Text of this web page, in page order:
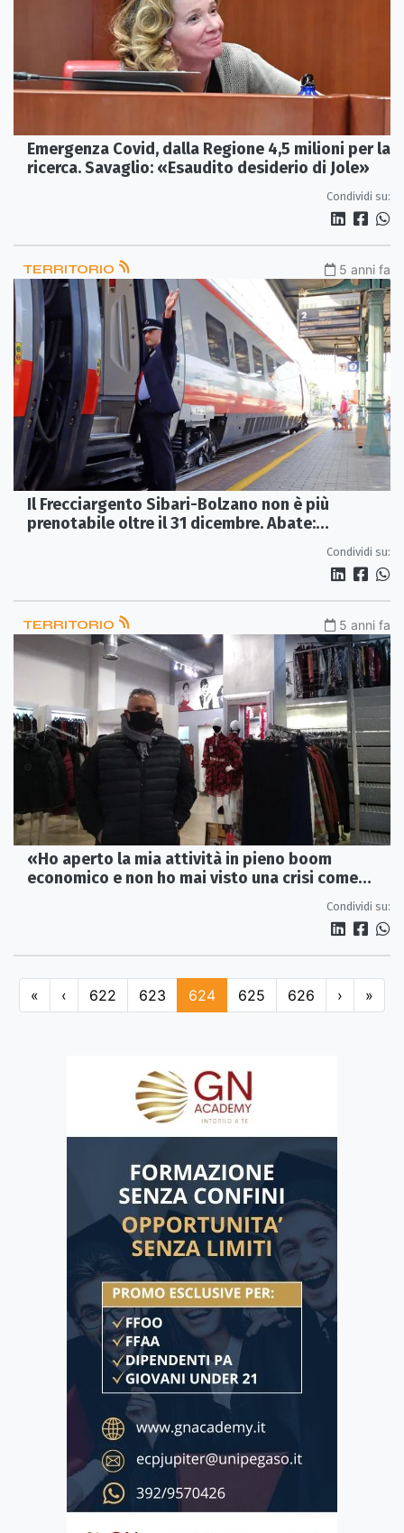
Emergenza Covid, dalla Regione 4,5 milioni per la
ricerca. Savaglio: «Esaudito desiderio di Jole»
Condividi su:
TERRITORIO 5 anni fa
Il Frecciargento Sibari-Bolzano non è più
prenotabile oltre il 31 dicembre. Abate:
Condividi su:
TERRITORIO 5 anni fa
«Ho aperto la mia attività in pieno boom
economico e non ho mai visto una crisi come
Condividi su:
« ‹ 622 623 624 625 626 › »